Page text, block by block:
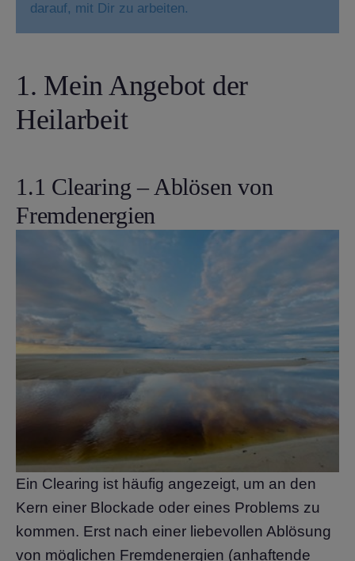
darauf, mit Dir zu arbeiten.
1. Mein Angebot der
Heilarbeit
1.1 Clearing – Ablösen von
Fremdenergien
Ein Clearing ist häufig angezeigt, um an den
Kern einer Blockade oder eines Problems zu
kommen. Erst nach einer liebevollen Ablösung
von möglichen Fremdenergien (anhaftende